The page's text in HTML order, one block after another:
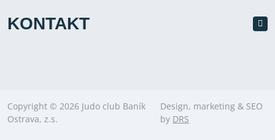
KONTAKT
Copyright © 2026 Judo club Baník
Ostrava, z.s.
Design, marketing & SEO
by DRS